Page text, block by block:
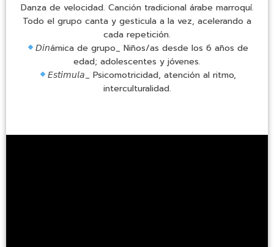
Danza de velocidad. Canción tradicional árabe marroquí.
Todo el grupo canta y gesticula a la vez, acelerando a
cada repetición.
𝘋𝘪𝘯ámica de grupo_ Niños/as desde los 6 años de
edad; adolescentes y jóvenes.
𝘌𝘴𝘵𝘪𝘮𝘶𝘭𝘢_ Psicomotricidad, atención al ritmo,
interculturalidad.